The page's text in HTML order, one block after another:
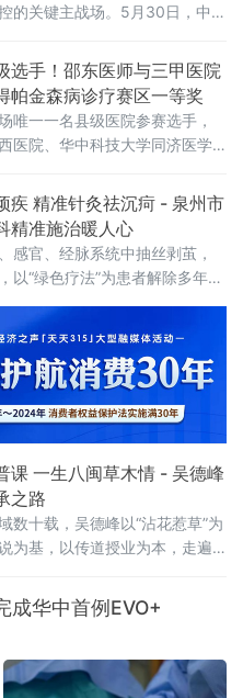
不理想。经多方了解，家属陪
的关键主战场。5月30日，中国
医院作为国家卫生健康委百万
国 中风识别"行动试点实施单
流，其牵头探索的全国首个县
中防控五年规划获国家卫生健
公室主任曹雷肯定。会上，邵
选手！邵东医师与三甲医院
帕金森病诊疗赛区一等奖
唯一一名县级医院参赛选手，
医院、华中科技大学同济医学
年医师同台竞技，助力团队斩
，成功晋级全国半决赛。本次
病领域，旨在锤炼青年医师临
动国内相关
疾 精准针灸祛沉疴 - 泉州市
精准施治暖人心
感官、经脉系统中抽丝剥茧，
以“绿色疗法”为患者解除多年顽
课 一生八闽草木情 - 吴德峰
之路
数十载，吴德峰以“沾花惹草”为
为基，以传道授业为本，走遍
万户。
成华中首例EVO+